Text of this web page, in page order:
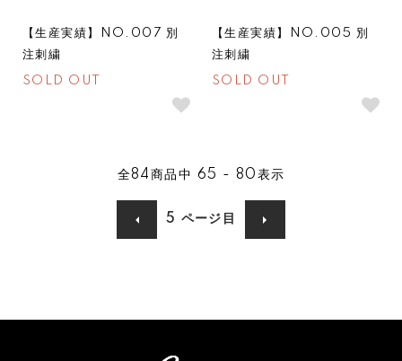
【生産実績】NO.007 別
注刺繍
SOLD OUT
【生産実績】NO.005 別
注刺繍
SOLD OUT
全84商品中 65 - 80表示
5 ページ目